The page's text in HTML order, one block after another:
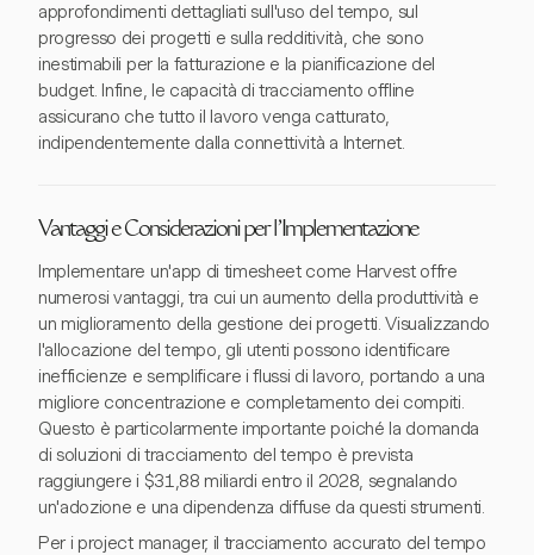
approfondimenti dettagliati sull'uso del tempo, sul
progresso dei progetti e sulla redditività, che sono
inestimabili per la fatturazione e la pianificazione del
budget. Infine, le capacità di tracciamento offline
assicurano che tutto il lavoro venga catturato,
indipendentemente dalla connettività a Internet.
Vantaggi e Considerazioni per l'Implementazione
Implementare un'app di timesheet come Harvest offre
numerosi vantaggi, tra cui un aumento della produttività e
un miglioramento della gestione dei progetti. Visualizzando
l'allocazione del tempo, gli utenti possono identificare
inefficienze e semplificare i flussi di lavoro, portando a una
migliore concentrazione e completamento dei compiti.
Questo è particolarmente importante poiché la domanda
di soluzioni di tracciamento del tempo è prevista
raggiungere i $31,88 miliardi entro il 2028, segnalando
un'adozione e una dipendenza diffuse da questi strumenti.
Per i project manager, il tracciamento accurato del tempo